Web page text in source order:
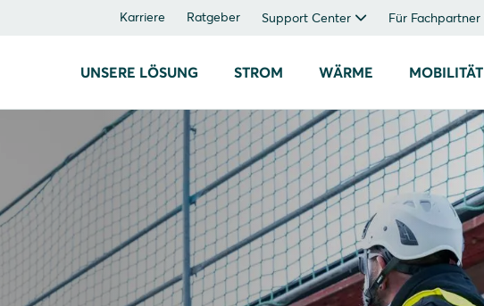
Karriere Ratgeber Support Center Für Fachpartner
UNSERE LÖSUNG STROM WÄRME MOBILITÄT